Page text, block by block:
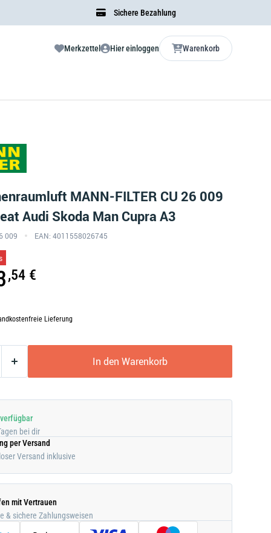
Sichere Bezahlung
Merkzettel Hier einloggen Warenkorb
MANN-FILTER CU 26 009
Audi Skoda Man Cupra A3
009 EAN: 4011558026745
,54 €
Lieferung
In den Warenkorb
bei dir
per Versand
Versand inklusive
mit Vertrauen
& sichere Zahlungsweisen